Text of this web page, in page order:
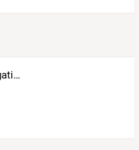
Le blog de la délégation suisse de France Patchwork